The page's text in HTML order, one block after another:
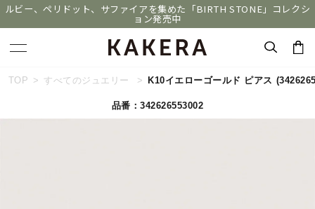
ルビー、ペリドット、サファイアを集めた「BIRTH STONE」コレクシ
ョン発売中
キーワードで検索する
TOP すべてのジュエリー K10イエローゴールド ピアス
品番：342626553002